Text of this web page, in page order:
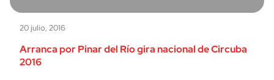
20 julio, 2016
Arranca por Pinar del Río gira nacional de Circuba
2016